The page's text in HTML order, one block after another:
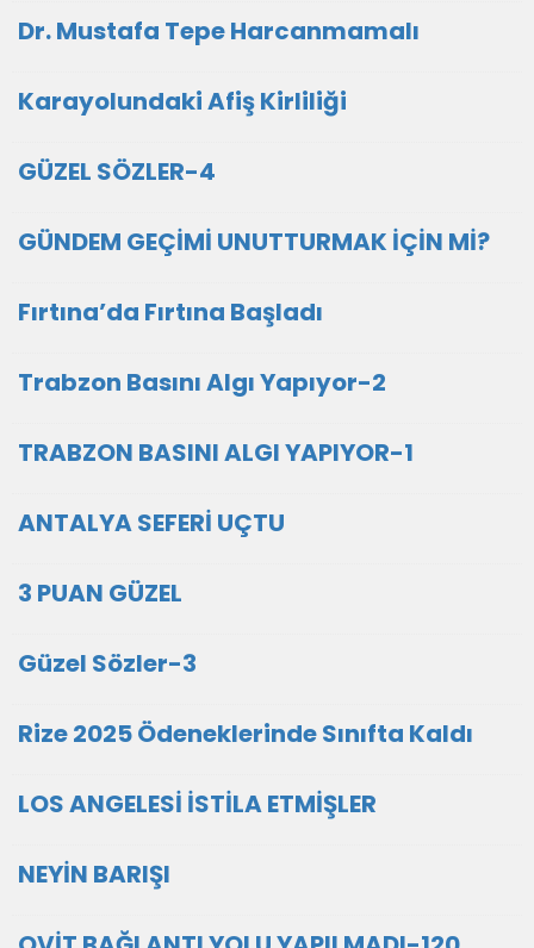
Dr. Mustafa Tepe Harcanmamalı
Karayolundaki Afiş Kirliliği
GÜZEL SÖZLER-4
GÜNDEM GEÇİMİ UNUTTURMAK İÇİN Mİ?
Fırtına’da Fırtına Başladı
Trabzon Basını Algı Yapıyor-2
TRABZON BASINI ALGI YAPIYOR-1
ANTALYA SEFERİ UÇTU
3 PUAN GÜZEL
Güzel Sözler-3
Rize 2025 Ödeneklerinde Sınıfta Kaldı
LOS ANGELESİ İSTİLA ETMİŞLER
NEYİN BARIŞI